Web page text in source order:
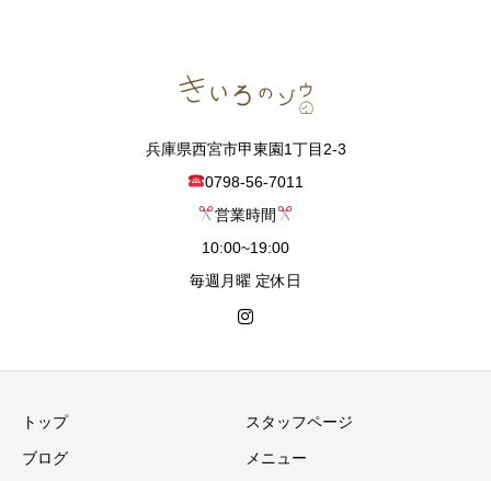
兵庫県西宮市甲東園1丁目2-3
0798-56-7011
営業時間
10:00~19:00
毎週月曜 定休日
トップ スタッフページ
ブログ メニュー